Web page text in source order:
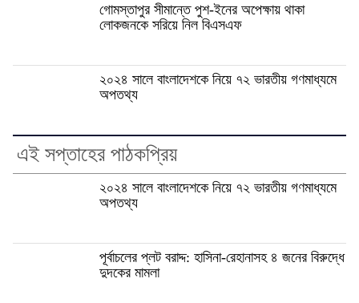
গোমস্তাপুর সীমান্তে পুশ-ইনের অপেক্ষায় থাকা
লোকজনকে সরিয়ে নিল বিএসএফ
২০২৪ সালে বাংলাদেশকে নিয়ে ৭২ ভারতীয় গণমাধ্যমে
অপতথ্য
এই সপ্তাহের পাঠকপ্রিয়
২০২৪ সালে বাংলাদেশকে নিয়ে ৭২ ভারতীয় গণমাধ্যমে
অপতথ্য
পূর্বাচলের প্লট বরাদ্দ: হাসিনা-রেহানাসহ ৪ জনের বিরুদ্ধে
দুদকের মামলা